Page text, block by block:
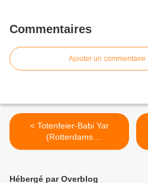
Commentaires
Ajouter un commentaire
< Totenfeier-Babi Yar
(Rotterdams
Philharmonisch Orkest,
Hébergé par Overblog